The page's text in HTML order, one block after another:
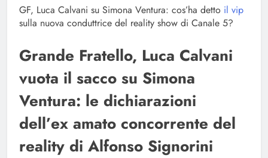
GF, Luca Calvani su Simona Ventura: cos’ha detto il vip
sulla nuova conduttrice del reality show di Canale 5?
Grande Fratello, Luca Calvani
vuota il sacco su Simona
Ventura: le dichiarazioni
dell’ex amato concorrente del
reality di Alfonso Signorini